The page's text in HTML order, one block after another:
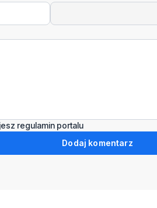
regulamin portalu
Dodaj komentarz